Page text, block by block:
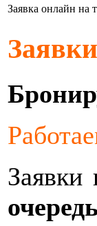
Заявка онлайн на